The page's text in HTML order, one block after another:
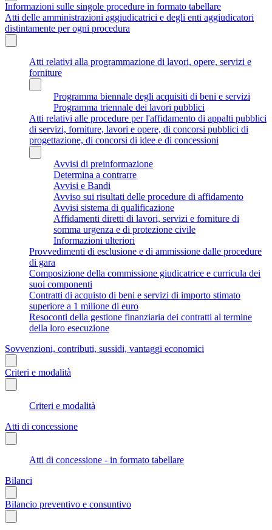
Informazioni sulle singole procedure in formato tabellare
Atti delle amministrazioni aggiudicatrici e degli enti aggiudicatori
distintamente per ogni procedura
Atti relativi alla programmazione di lavori, opere, servizi e
forniture
Programma biennale degli acquisiti di beni e servizi
Programma triennale dei lavori pubblici
Atti relativi alle procedure per l'affidamento di appalti pubblici
di servizi, forniture, lavori e opere, di concorsi pubblici di
progettazione, di concorsi di idee e di concessioni
Avvisi di preinformazione
Determina a contrarre
Avvisi e Bandi
Avviso sui risultati delle procedure di affidamento
Avvisi sistema di qualificazione
Affidamenti diretti di lavori, servizi e forniture di
somma urgenza e di protezione civile
Informazioni ulteriori
Provvedimenti di esclusione e di ammissione dalle procedure
di gara
Composizione della commissione giudicatrice e curricula dei
suoi componenti
Contratti di acquisto di beni e servizi di importo stimato
superiore a 1 milione di euro
Resoconti della gestione finanziaria dei contratti al termine
della loro esecuzione
Sovvenzioni, contributi, sussidi, vantaggi economici
Criteri e modalità
Criteri e modalità
Atti di concessione
Atti di concessione - in formato tabellare
Bilanci
Bilancio preventivo e consuntivo